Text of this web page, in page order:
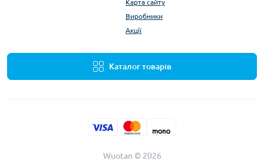
Карта сайту
Виробники
Акції
Каталог товарів
Wuotan © 2026